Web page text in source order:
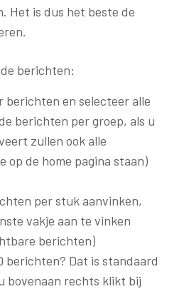
Het is dus het beste de
berichten:
berichten en selecteer alle
berichten per groep, als u
zullen ook alle
op de home pagina staan)
per stuk aanvinken,
vakje aan te vinken
berichten)
berichten? Dat is standaard
bovenaan rechts klikt bij